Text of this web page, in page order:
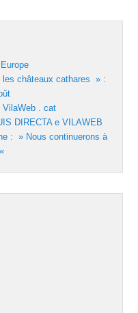
les châteaux cathares » :
VilaWeb . cat
DIRECTA e VILAWEB
: » Nous continuerons à